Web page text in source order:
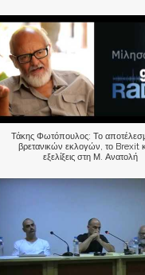
Τάκης Φωτόπουλος: Το
βρετανικών εκλογών, το Brexit
εξελίξεις στη Μ. Ανατολή